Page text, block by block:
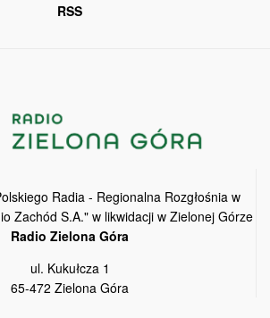
RSS
Radia - Regionalna Rozgłośnia w
Zachód S.A." w likwidacji w Zielonej Górze
Radio Zielona Góra
ul. Kukułcza 1
65-472 Zielona Góra